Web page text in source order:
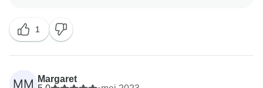
Collette's Traveler Relations Team
1
MM
Margaret